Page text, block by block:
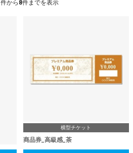
件から 8件までを表示
横型チケット
商品券_高級感_茶